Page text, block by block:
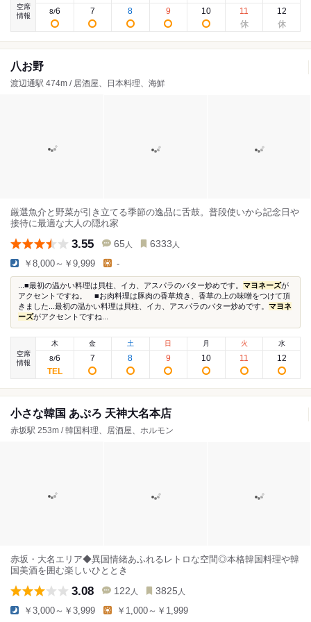
空席
情報
8/6 7 8 9 10 11 12
八お野
渡辺通駅 474m / 居酒屋、日本料理、海鮮
厳選魚介と野菜が引き立てる季節の逸品に舌鼓。普段使いから記念日や
接待に最適な大人の隠れ家
3.55 65 人 6333 人
￥8,000～￥9,999 -
...■最初の温かい料理は貝柱、イカ、アスパラのバター炒めです。 マヨネーズが
アクセントですね。 ■お肉料理は豚肉の香草焼き、香草の上の味噌をつけて頂
きました...最初の温かい料理は貝柱、イカ、アスパラのバター炒めです。 マヨネ
ーズがアクセントですね...
空席
情報
木
8/6
金
7
土
8
日
9
月
10
火
11
水
12
小さな韓国 あぷろ 天神大名本店
赤坂駅 253m / 韓国料理、居酒屋、ホルモン
赤坂・大名エリア◆異国情緒あふれるレトロな空間◎本格韓国料理や韓
国美酒を囲む楽しいひととき
3.08 122 人 3825 人
￥3,000～￥3,999 ￥1,000～￥1,999